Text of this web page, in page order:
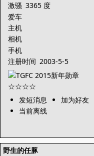
激骚 3365 度
爱车
主机
相机
手机
注册时间 2003-5-5
发短消息
加为好友
当前离线
野生的任豚